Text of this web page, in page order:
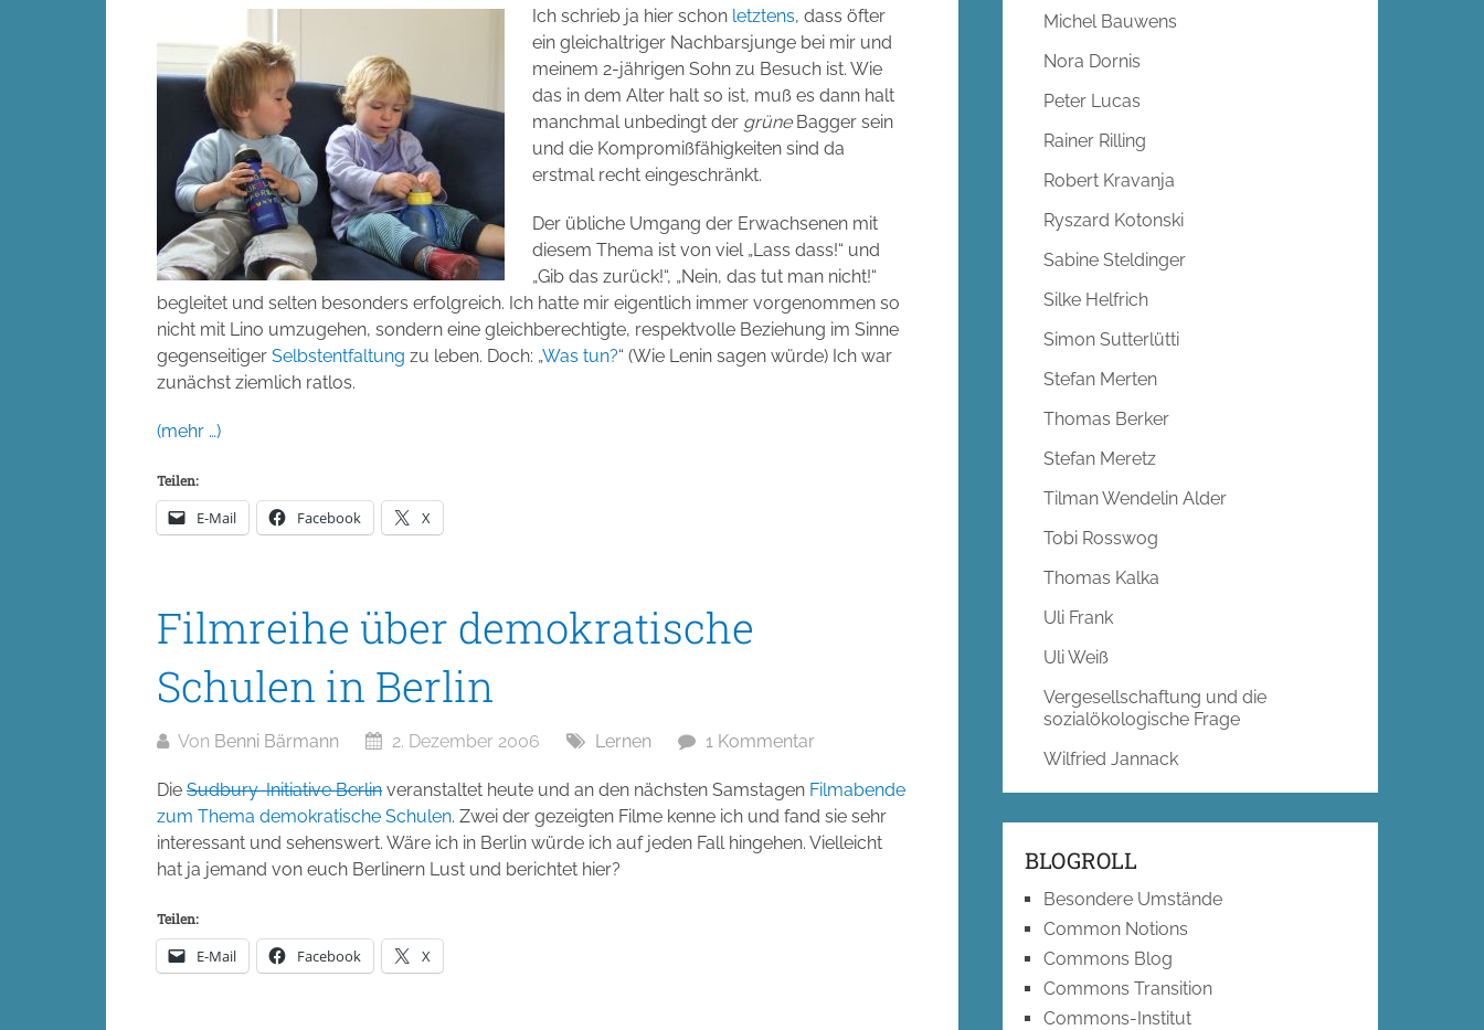
Ich schrieb ja hier schon letztens, dass öfter
ein gleichaltriger Nachbarsjunge bei mir und
meinem 2-jährigen Sohn zu Besuch ist. Wie
das in dem Alter halt so ist, muß es dann halt
manchmal unbedingt der grüneBagger sein
und die Kompromißfähigkeiten sind da
erstmal recht eingeschränkt.
Der übliche Umgang der Erwachsenen mit
diesem Thema ist von viel „Lass dass!“ und
„Gib das zurück!“, „Nein, das tut man nicht!“
begleitet und selten besonders erfolgreich. Ich hatte mir eigentlich immer vorgenommen so
nicht mit Lino umzugehen, sondern eine gleichberechtigte, respektvolle Beziehung im Sinne
gegenseitiger Selbstentfaltung zu leben. Doch: „Was tun?“ (Wie Lenin sagen würde) Ich war
zunächst ziemlich ratlos.
(mehr …)
Teilen:
E-Mail Facebook X
Filmreihe über demokratische
Schulen in Berlin
Von Benni Bärmann 2. Dezember 2006 Lernen 1 Kommentar
Die Sudbury-Initiative Berlin veranstaltet heute und an den nächsten Samstagen Filmabende
zum Thema demokratische Schulen. Zwei der gezeigten Filme kenne ich und fand sie sehr
interessant und sehenswert. Wäre ich in Berlin würde ich auf jeden Fall hingehen. Vielleicht
hat ja jemand von euch Berlinern Lust und berichtet hier?
Teilen:
E-Mail Facebook X
Michel Bauwens
Nora Dornis
Peter Lucas
Rainer Rilling
Robert Kravanja
Ryszard Kotonski
Sabine Steldinger
Silke Helfrich
Simon Sutterlütti
Stefan Merten
Thomas Berker
Stefan Meretz
Tilman Wendelin Alder
Tobi Rosswog
Thomas Kalka
Uli Frank
Uli Weiß
Vergesellschaftung und die
sozialökologische Frage
Wilfried Jannack
BLOGROLL
Besondere Umstände
Common Notions
Commons Blog
Commons Transition
Commons-Institut